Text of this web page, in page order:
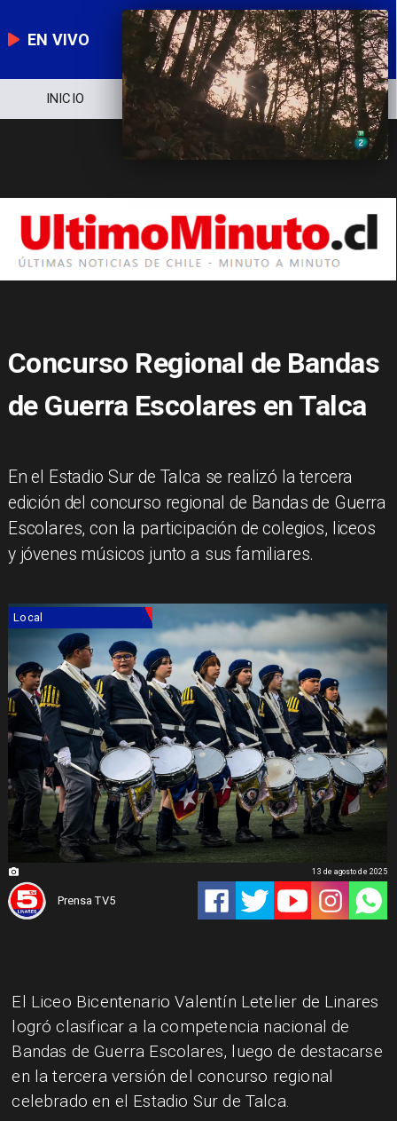
EN VIVO
INICIO NOTICIERO POLÍTICA
Concurso Regional de Bandas
de Guerra Escolares en Talca
En el Estadio Sur de Talca se realizó la tercera
edición del concurso regional de Bandas de Guerra
Escolares, con la participación de colegios, liceos
y jóvenes músicos junto a sus familiares.
Local
Prensa TV5
13 de agosto de 2025
El Liceo Bicentenario Valentín Letelier de Linares
logró clasificar a la competencia nacional de
Bandas de Guerra Escolares, luego de destacarse
en la tercera versión del concurso regional
celebrado en el Estadio Sur de Talca.